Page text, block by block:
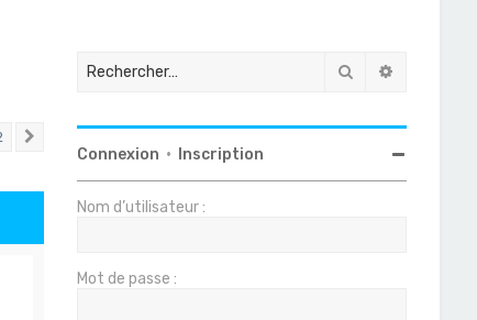
Rechercher
Connexion • Inscription
Nom d’utilisateur :
Mot de passe :